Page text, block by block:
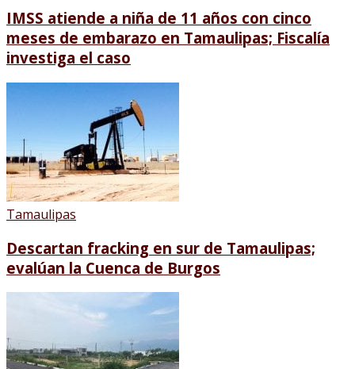
IMSS atiende a niña de 11 años con cinco
meses de embarazo en Tamaulipas; Fiscalía
investiga el caso
Tamaulipas
Descartan fracking en sur de Tamaulipas;
evalúan la Cuenca de Burgos